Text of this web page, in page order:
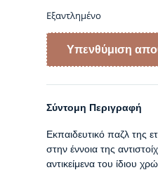
Εξαντλημένο
Σύντομη Περιγραφή
Εκπαιδευτικό παζλ της
στην έννοια της
αντικείμενα του ίδιου